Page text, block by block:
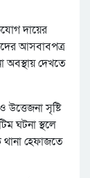
দায়ের
আসবাবপত্র
অবস্থায় দেখতে
উত্তেজনা সৃষ্টি
ঘটনা স্থলে
হেফাজতে